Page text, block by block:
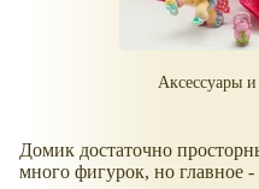
Аксессуары
Домик достаточно
много фигурок, но главное -